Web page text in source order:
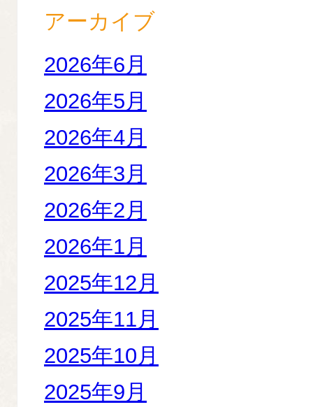
アーカイブ
2026年6月
2026年5月
2026年4月
2026年3月
2026年2月
2026年1月
2025年12月
2025年11月
2025年10月
2025年9月